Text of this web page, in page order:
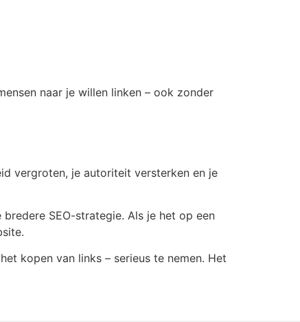
naar je willen linken – ook zonder
vergroten, je autoriteit versterken en je
SEO-strategie. Als je het op een
kopen van links – serieus te nemen. Het